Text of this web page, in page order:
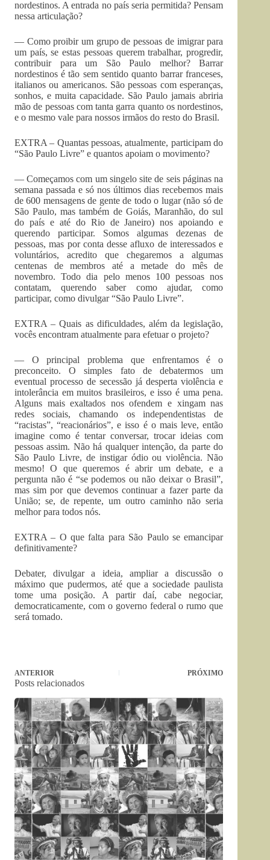
nordestinos. A entrada no país seria permitida? Pensam
nessa articulação?
— Como proibir um grupo de pessoas de imigrar para
um país, se estas pessoas querem trabalhar, progredir,
contribuir para um São Paulo melhor? Barrar
nordestinos é tão sem sentido quanto barrar franceses,
italianos ou americanos. São pessoas com esperanças,
sonhos, e muita capacidade. São Paulo jamais abriria
mão de pessoas com tanta garra quanto os nordestinos,
e o mesmo vale para nossos irmãos do resto do Brasil.
EXTRA – Quantas pessoas, atualmente, participam do
“São Paulo Livre” e quantos apoiam o movimento?
— Começamos com um singelo site de seis páginas na
semana passada e só nos últimos dias recebemos mais
de 600 mensagens de gente de todo o lugar (não só de
São Paulo, mas também de Goiás, Maranhão, do sul
do país e até do Rio de Janeiro) nos apoiando e
querendo participar. Somos algumas dezenas de
pessoas, mas por conta desse afluxo de interessados e
voluntários, acredito que chegaremos a algumas
centenas de membros até a metade do mês de
novembro. Todo dia pelo menos 100 pessoas nos
contatam, querendo saber como ajudar, como
participar, como divulgar “São Paulo Livre”.
EXTRA – Quais as dificuldades, além da legislação,
vocês encontram atualmente para efetuar o projeto?
— O principal problema que enfrentamos é o
preconceito. O simples fato de debatermos um
eventual processo de secessão já desperta violência e
intolerância em muitos brasileiros, e isso é uma pena.
Alguns mais exaltados nos ofendem e xingam nas
redes sociais, chamando os independentistas de
“racistas”, “reacionários”, e isso é o mais leve, então
imagine como é tentar conversar, trocar ideias com
pessoas assim. Não há qualquer intenção, da parte do
São Paulo Livre, de instigar ódio ou violência. Não
mesmo! O que queremos é abrir um debate, e a
pergunta não é “se podemos ou não deixar o Brasil”,
mas sim por que devemos continuar a fazer parte da
União; se, de repente, um outro caminho não seria
melhor para todos nós.
EXTRA – O que falta para São Paulo se emancipar
definitivamente?
Debater, divulgar a ideia, ampliar a discussão o
máximo que pudermos, até que a sociedade paulista
tome uma posição. A partir daí, cabe negociar,
democraticamente, com o governo federal o rumo que
será tomado.
ANTERIOR PRÓXIMO
Posts relacionados